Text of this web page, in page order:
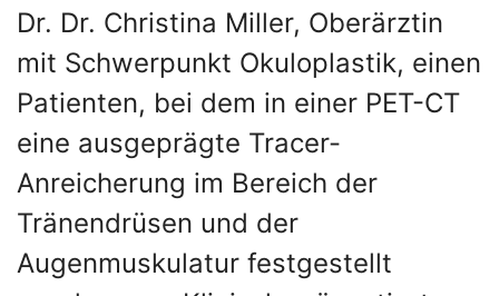
Dr. Dr. Christina Miller, Oberärztin
mit Schwerpunkt Okuloplastik, einen
Patienten, bei dem in einer PET-CT
eine ausgeprägte Tracer-
Anreicherung im Bereich der
Tränendrüsen und der
Augenmuskulatur festgestellt